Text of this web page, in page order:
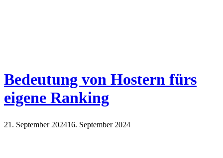
Bedeutung von Hostern fürs
eigene Ranking
21. September 202416. September 2024